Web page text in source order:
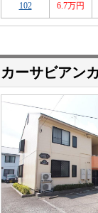
102 6.7万円
カーサビアン